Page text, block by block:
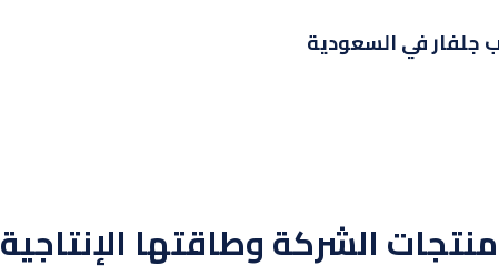
جلفار في السعودية
منتجات الشركة وطاقتها الإنتاجية